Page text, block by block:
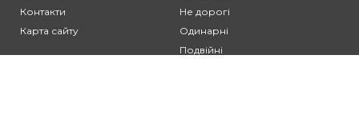
Контакти
Карта сайту
Не дорогі
Одинарні
Подвійні